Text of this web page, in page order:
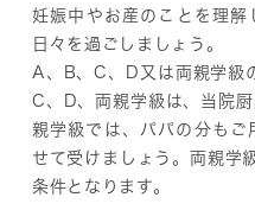
妊娠中やお産のことを理解
日々を過ごしましょう。
A、B、C、D又は両親学級
C、D、両親学級は、当院
親学級では、パパの分もご
せて受けましょう。両親学
条件となります。